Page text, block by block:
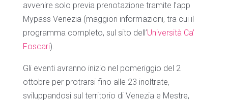
avvenire solo previa prenotazione tramite l’app
Mypass Venezia (maggiori informazioni, tra cui il
programma completo, sul sito dell’Università Ca’
Foscari).
Gli eventi avranno inizio nel pomeriggio del 2
ottobre per protrarsi fino alle 23 inoltrate,
sviluppandosi sul territorio di Venezia e Mestre,